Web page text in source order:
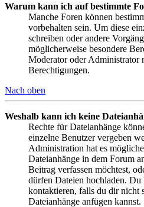
Warum kann ich auf bestimmte
Manche Foren können
vorbehalten sein. Um diese
schreiben oder andere
möglicherweise besondere
Moderator oder Administrator
Berechtigungen.
Nach oben
Weshalb kann ich keine
Rechte für Dateianhänge
einzelne Benutzer vergeben
Administration hat es
Dateianhänge in dem Forum
Beitrag verfassen möchtest,
dürfen Dateien hochladen.
kontaktieren, falls du dir nicht
Dateianhänge anfügen kannst.